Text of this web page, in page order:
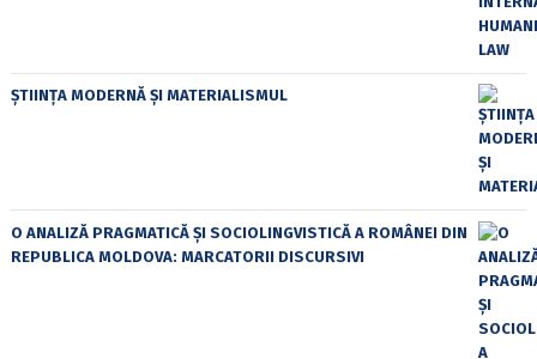
ȘTIINȚA MODERNĂ ȘI MATERIALISMUL
O ANALIZĂ PRAGMATICĂ ȘI SOCIOLINGVISTICĂ A ROMÂNEI DIN
REPUBLICA MOLDOVA: MARCATORII DISCURSIVI